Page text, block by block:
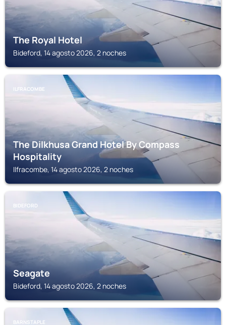
The Royal Hotel
Bideford, 14 agosto 2026, 2 noches
ILFRACOMBE
The Dilkhusa Grand Hotel By Compass
Hospitality
Ilfracombe, 14 agosto 2026, 2 noches
BIDEFORD
Seagate
Bideford, 14 agosto 2026, 2 noches
BARNSTAPLE